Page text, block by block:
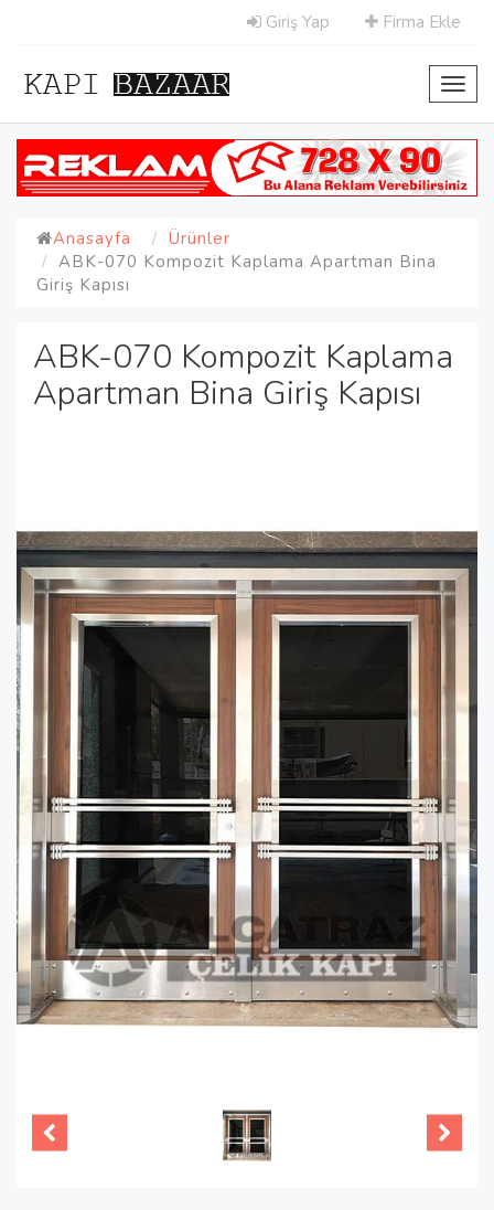
Giriş Yap Firma Ekle
Anasayfa
Ürünler
ABK-070 Kompozit Kaplama Apartman Bina
Giriş Kapısı
ABK-070 Kompozit Kaplama
Apartman Bina Giriş Kapısı